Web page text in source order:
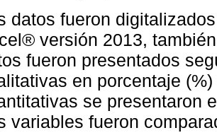
datos fueron
versión 2013,
fueron presentados
en porcentaje
se presentaron
variables fueron